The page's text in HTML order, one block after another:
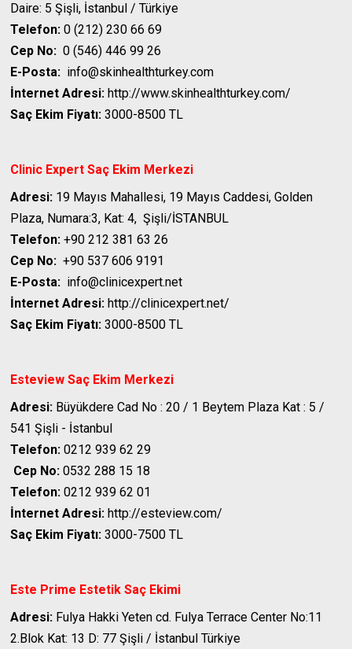
Daire: 5 Şişli, İstanbul / Türkiye
Telefon: 0 (212) 230 66 69
Cep No: 0 (546) 446 99 26
E-Posta: info@skinhealthturkey.com
İnternet Adresi: http://www.skinhealthturkey.com/
Saç Ekim Fiyatı: 3000-8500 TL
Clinic Expert Saç Ekim Merkezi
Adresi: 19 Mayıs Mahallesi, 19 Mayıs Caddesi, Golden
Plaza, Numara:3, Kat: 4, Şişli/İSTANBUL
Telefon: +90 212 381 63 26
Cep No: +90 537 606 9191
E-Posta: info@clinicexpert.net
İnternet Adresi: http://clinicexpert.net/
Saç Ekim Fiyatı: 3000-8500 TL
Esteview Saç Ekim Merkezi
Adresi: Büyükdere Cad No : 20 / 1 Beytem Plaza Kat : 5 /
541 Şişli - İstanbul
Telefon: 0212 939 62 29
Cep No: 0532 288 15 18
Telefon: 0212 939 62 01
İnternet Adresi: http://esteview.com/
Saç Ekim Fiyatı: 3000-7500 TL
Este Prime Estetik Saç Ekimi
Adresi: Fulya Hakki Yeten cd. Fulya Terrace Center No:11
2.Blok Kat: 13 D: 77 Şişli / İstanbul Türkiye